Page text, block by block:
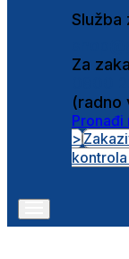
Služba
Za
(radno
Pronađi
>